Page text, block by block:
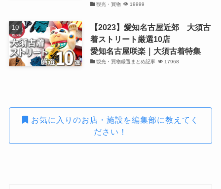
観光・買物 19999
【2023】愛知名古屋近郊 大須古
着ストリート厳選10店
愛知名古屋咲楽｜大須古着特集
観光・買物厳選まとめ記事 17968
お気に入りのお店・施設を編集部に教えてく
ださい！